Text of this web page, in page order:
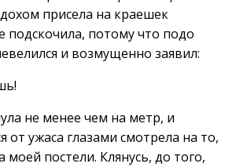
присела на краешек
подскочила, потому что подо
и возмущенно заявил:
не менее чем на метр, и
ужаса глазами смотрела на то,
моей постели. Клянусь, до того,